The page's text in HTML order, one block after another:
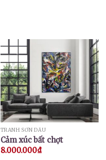
TRANH SƠN DẦU
Cảm xúc bất chợt
8.000.000₫